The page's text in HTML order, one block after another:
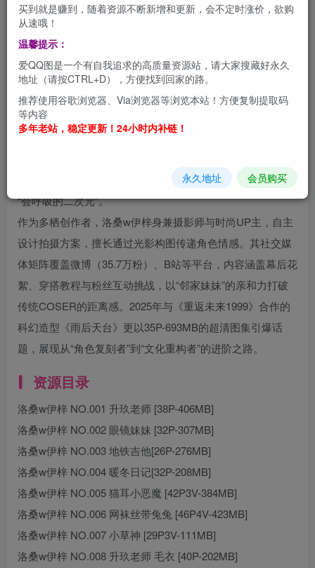
洛桑w伊梓（2001年1月1日生），中国广东籍COSER兼摄影
博主，以其兼具童真与力量感的创作风格，成为Z世代二次
元文化中的现象级人物。身高154cm的她，以摩羯座的专注
力在角色塑造上追求“形神合一”，从《原神》小草神的灵动
到《更衣人偶坠入爱河》喜多川海梦的明艳，每个角色均通
过细节实现跨次元共鸣。她开创的“日常系美学”将虚拟角色
胶衣光泽与蕾丝褶皱的材质对比强化视觉叙事，被粉丝称为
“会呼吸的二次元”。
作为多栖创作者，洛桑w伊梓身兼摄影师与时尚UP主，自主
设计拍摄方案，擅长通过光影构图传递角色情感。其社交媒
体矩阵覆盖微博（35.7万粉）、B站等平台，内容涵盖幕后花
絮、穿搭教程与粉丝互动挑战，以“邻家妹妹”的亲和力打破
传统COSER的距离感。2025年与《重返未来1999》合作的
科幻造型《雨后天台》更以35P-693MB的超清图集引爆话
题，展现从“角色复刻者”到“文化重构者”的进阶之路。
资源目录
洛桑w伊梓 NO.001 升玖老师 [38P-406MB]
洛桑w伊梓 NO.002 眼镜妹妹 [32P-307MB]
洛桑w伊梓 NO.003 地铁吉他[26P-276MB]
洛桑w伊梓 NO.004 暖冬日记[32P-208MB]
洛桑w伊梓 NO.005 猫耳小恶魔 [42P3V-384MB]
洛桑w伊梓 NO.006 网袜丝带兔兔 [46P4V-423MB]
洛桑w伊梓 NO.007 小草神 [29P3V-111MB]
洛桑w伊梓 NO.008 升玖老师 毛衣 [40P-202MB]
买到就是赚到，随着资源不断新增和更新，会不定时涨价，欲购
从速哦！
温馨提示：
爱QQ图是一个有自我追求的高质量资源站，请大家搜藏好永久
地址（请按CTRL+D），方便找到回家的路。
推荐使用谷歌浏览器、Via浏览器等浏览本站！方便复制提取码
等内容
多年老站，稳定更新！24小时内补链！
永久地址 会员购买